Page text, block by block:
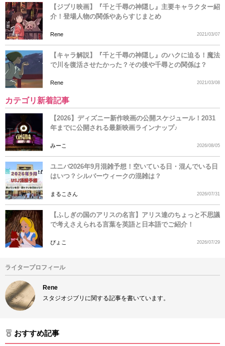
【ジブリ映画】『千と千尋の神隠し』主要キャラクター紹
介！登場人物の関係やあらすじまとめ
Rene 2021/03/07
【キャラ解説】『千と千尋の神隠し』のハクに迫る！魔法
で川を復活させたかった？その後や千尋との関係は？
Rene 2021/03/08
カテゴリ新着記事
【2026】ディズニー新作映画の公開スケジュール！2031
年までに公開される最新映画ラインナップ♪
みーこ 2026/08/05
ユニバ2026年9月混雑予想！空いている日・混んでいる日
はいつ？シルバーウィークの混雑は？
まるこさん 2026/07/31
【ふしぎの国のアリスの名言】アリス達のちょっと不思議
で考えさえられる言葉を英語と日本語でご紹介！
ぴょこ 2026/07/29
ライタープロフィール
Rene
スタジオジブリに関する記事を書いています。
おすすめ記事